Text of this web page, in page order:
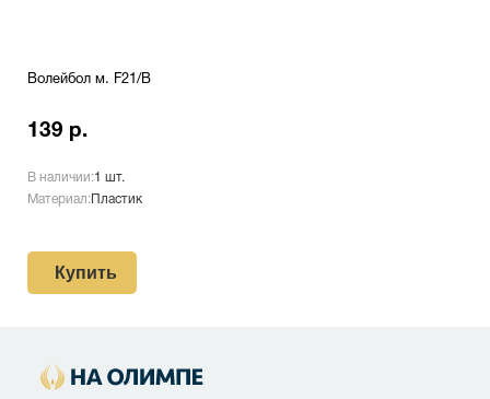
Волейбол м. F21/В
139 р.
В наличии:1 шт.
Материал: Пластик
Купить